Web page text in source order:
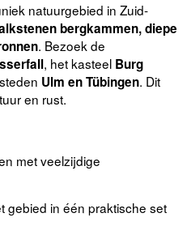
natuurgebied in Zuid-
bergkammen, diepe
. Bezoek de
, het kasteel Burg
Ulm en Tübingen. Dit
en rust.
met veelzijdige
gebied in één praktische set